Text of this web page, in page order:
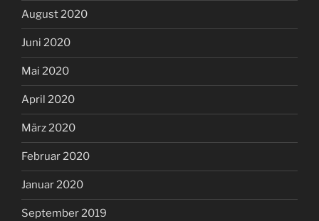
August 2020
Juni 2020
Mai 2020
April 2020
März 2020
Februar 2020
Januar 2020
September 2019